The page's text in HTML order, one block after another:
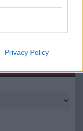
Privacy Policy